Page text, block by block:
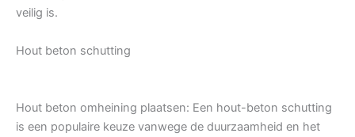
veilig is.
Hout beton schutting
Hout beton omheining plaatsen: Een hout-beton schutting
is een populaire keuze vanwege de duurzaamheid en het